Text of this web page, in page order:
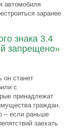
автомобиля
заранее
знака 3.4
запрещено»
он станет
с
принадлежат
граждан.
– если раньше
заехать